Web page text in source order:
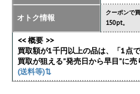
オトク情報
クーポンで
150pt。
<< 概要 >>
買取額が1千円以上の品は、「1点
買取が狙える”発売日から早目”に売
(送料等)⇅